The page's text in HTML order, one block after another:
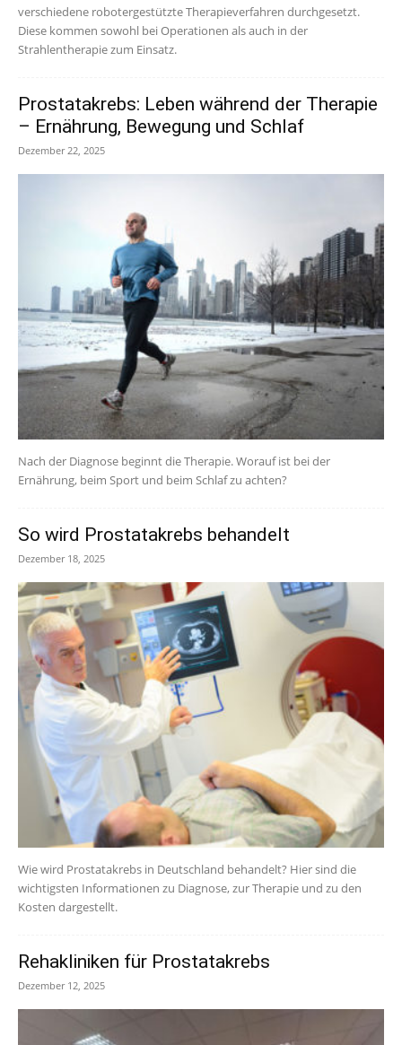
verschiedene robotergestützte Therapieverfahren durchgesetzt.
Diese kommen sowohl bei Operationen als auch in der
Strahlentherapie zum Einsatz.
Prostatakrebs: Leben während der Therapie
– Ernährung, Bewegung und Schlaf
Dezember 22, 2025
Nach der Diagnose beginnt die Therapie. Worauf ist bei der
Ernährung, beim Sport und beim Schlaf zu achten?
So wird Prostatakrebs behandelt
Dezember 18, 2025
Wie wird Prostatakrebs in Deutschland behandelt? Hier sind die
wichtigsten Informationen zu Diagnose, zur Therapie und zu den
Kosten dargestellt.
Rehakliniken für Prostatakrebs
Dezember 12, 2025